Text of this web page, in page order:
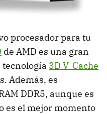
procesador para tu
de AMD es una gran
tecnología 3D V-Cache
Además, es
DDR5, aunque es
es el mejor momento